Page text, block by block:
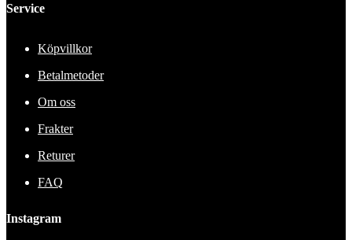
Service
Köpvillkor
Betalmetoder
Om oss
Frakter
Returer
FAQ
Instagram